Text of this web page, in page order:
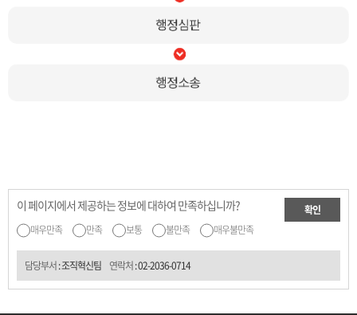
이 페이지에서 제공하는 정보에 대하여 만족하십니까?
매우만족 만족 보통 불만족 매우불만족
확인
담당부서: 조직혁신팀 연락처:02-2036-0714